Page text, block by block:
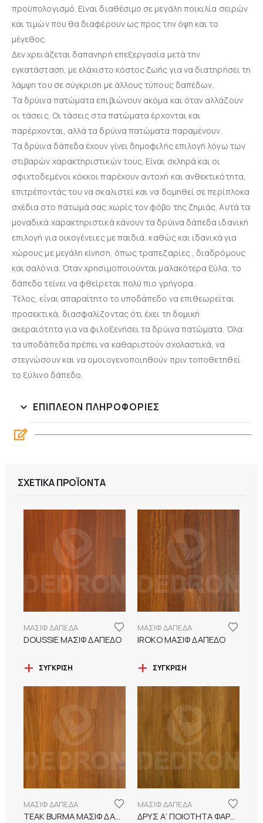
προϋπολογισμό. Είναι διαθέσιμο σε μεγάλη ποικιλία σειρών
και τιμών που θα διαφέρουν ως προς την όψη και το
μέγεθος.
Δεν χρειάζεται δαπανηρή επεξεργασία μετά την
εγκατάσταση, με ελάχιστο κόστος ζωής για να διατηρήσει τη
λάμψη του σε σύγκριση με άλλους τύπους δαπέδων.
Τα δρύινα πατώματα επιβιώνουν ακόμα και όταν αλλάζουν
οι τάσεις. Οι τάσεις στα πατώματα έρχονται και
παρέρχονται, αλλά τα δρύινα πατώματα παραμένουν.
Τα δρύινα δάπεδα έχουν γίνει δημοφιλής επιλογή λόγω των
στιβαρών χαρακτηριστικών τους. Είναι σκληρά και οι
σφιχτοδεμένοι κόκκοι παρέχουν αντοχή και ανθεκτικότητα,
επιτρέποντάς του να σκαλιστεί και να δομηθεί σε περίπλοκα
σχέδια στο πάτωμά σας χωρίς τον φόβο της ζημιάς. Αυτά τα
μοναδικά χαρακτηριστικά κάνουν τα δρύινα δάπεδα ιδανική
επιλογή για οικογένειες με παιδιά, καθώς και ιδανικά για
χώρους με μεγάλη κίνηση, όπως τραπεζαρίες , διαδρόμους
και σαλόνια. Όταν χρησιμοποιούνται μαλακότερα ξύλα, το
δάπεδο τείνει να φθείρεται πολύ πιο γρήγορα.
Τέλος, είναι απαραίτητο το υποδάπεδο να επιθεωρείται
προσεκτικά, διασφαλίζοντας ότι έχει τη δομική
ακεραιότητα για να φιλοξενήσει τα δρύινα πατώματα. Όλα
τα υποδάπεδα πρέπει να καθαριστούν σχολαστικά, να
στεγνώσουν και να ομοιογενοποιηθούν πριν τοποθετηθεί
το ξύλινο δάπεδο.
ΕΠΙΠΛΈΟΝ ΠΛΗΡΟΦΟΡΊΕΣ
ΣΧΕΤΙΚΆ ΠΡΟΪΌΝΤΑ
ΜΑΣΙΦ ΔΑΠΕΔΑ
DOUSSIE MAΣΙΦ ΔΑΠΕΔΟ
ΣΎΓΚΡΙΣΗ
ΜΑΣΙΦ ΔΑΠΕΔΑ
IROKO MAΣΙΦ ΔΑΠΕΔΟ
ΣΎΓΚΡΙΣΗ
ΜΑΣΙΦ ΔΑΠΕΔΑ
TEAK BURMA MAΣΙΦ ΔΑΠΕΔΟ
ΜΑΣΙΦ ΔΑΠΕΔΑ
ΔΡΥΣ Α’ ΠΟΙΟΤΗΤΑ ΦΑΡΔΥΒΕΝΟ MAΣΙΦ ΔΑΠΕΔΟ